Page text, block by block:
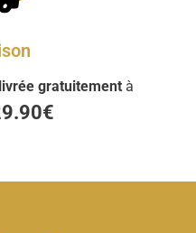
livrée gratuitement à